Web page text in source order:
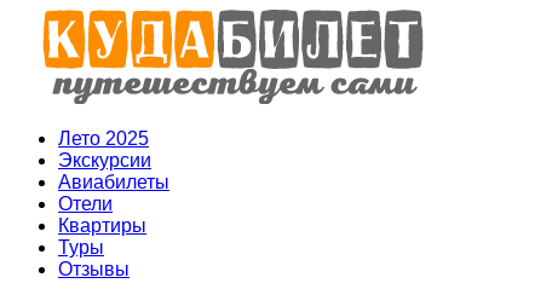
Лето 2025
Экскурсии
Авиабилеты
Отели
Квартиры
Туры
Отзывы